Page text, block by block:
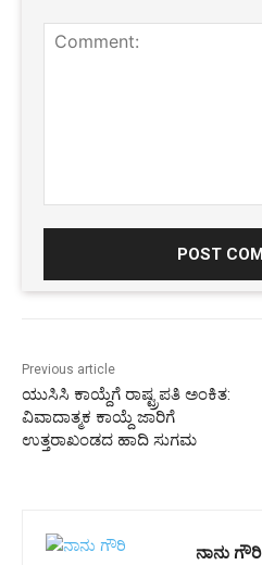
Previous article
ಯುಸಿಸಿ ಕಾಯ್ದೆಗೆ ರಾಷ್ಟ್ರಪತಿ ಅಂಕಿತ:
ವಿವಾದಾತ್ಮಕ ಕಾಯ್ದೆ ಜಾರಿಗೆ
ಉತ್ತರಾಖಂಡದ ಹಾದಿ ಸುಗಮ
ನಾನು ಗೌರಿ